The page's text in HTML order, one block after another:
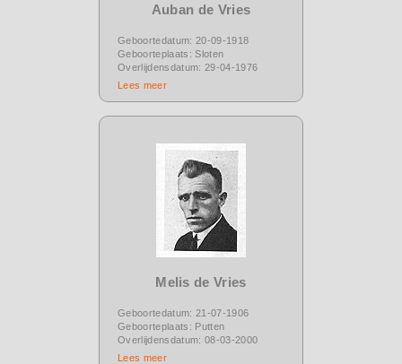
Auban de Vries
Geboortedatum: 20-09-1918
Geboorteplaats: Sloten
Overlijdensdatum: 29-04-1976
Lees meer
Melis de Vries
Geboortedatum: 21-07-1906
Geboorteplaats: Putten
Overlijdensdatum: 08-03-2000
Lees meer